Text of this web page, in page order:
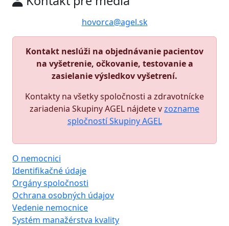
hovorca@agel.sk
Kontakt neslúži na objednávanie pacientov
na vyšetrenie, očkovanie, testovanie a
zasielanie výsledkov vyšetrení.
Kontakty na všetky spoločnosti a zdravotnícke
zariadenia Skupiny AGEL nájdete vzozname
spločností Skupiny AGEL
O nemocnici
Identifikačné údaje
Orgány spoločnosti
Ochrana osobných údajov
Vedenie nemocnice
Systém manažérstva kvality